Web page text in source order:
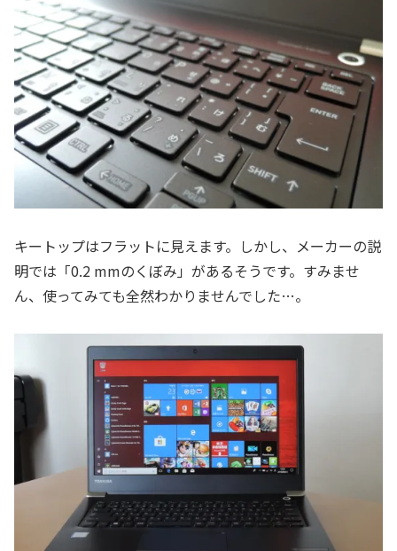
キートップはフラットに見えます。しかし、メーカーの説
明では「0.2 mmのくぼみ」があるそうです。すみませ
ん、使ってみても全然わかりませんでした…。